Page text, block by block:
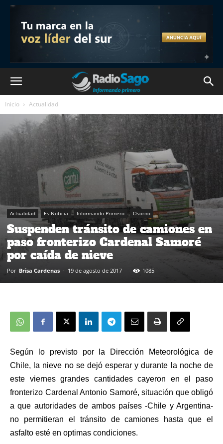
Inicio Actualidad
Actualidad Es Noticia Informando Primero Osorno
Suspenden tránsito de camiones en
paso fronterizo Cardenal Samoré
por caída de nieve
Por Brisa Cardenas - 19 de agosto de 2017 1085
Según lo previsto por la Dirección Meteorológica de
Chile, la nieve no se dejó esperar y durante la noche de
este viernes grandes cantidades cayeron en el paso
fronterizo Cardenal Antonio Samoré, situación que obligó
a que autoridades de ambos países -Chile y Argentina-
no permitieran el tránsito de camiones hasta que el
asfalto esté en optimas condiciones.